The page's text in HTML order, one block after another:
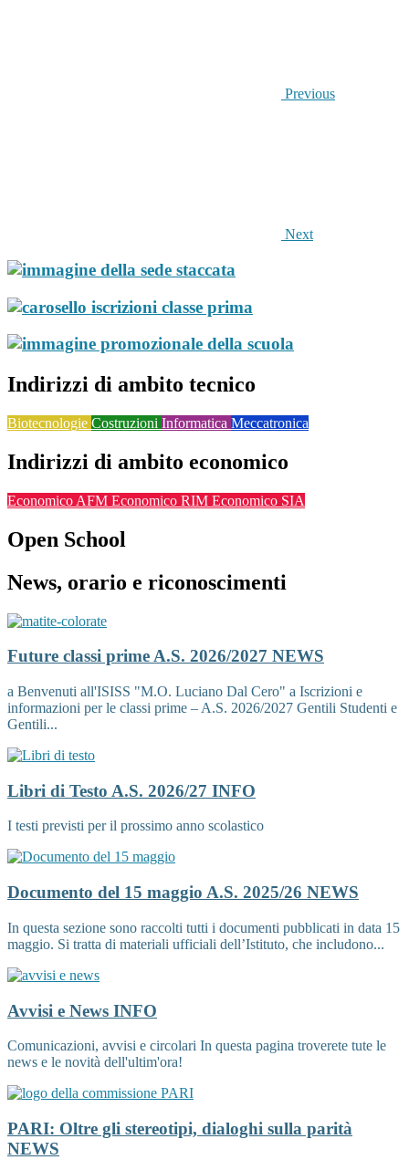
Previous
Next
Indirizzi di ambito tecnico
Biotecnologie Costruzioni Informatica Meccatronica
Indirizzi di ambito economico
Economico AFM Economico RIM Economico SIA
Open School
News, orario e riconoscimenti
Future classi prime A.S. 2026/2027 NEWS
a Benvenuti all'ISISS "M.O. Luciano Dal Cero" a Iscrizioni e
informazioni per le classi prime – A.S. 2026/2027 Gentili Studenti e
Gentili...
Libri di Testo A.S. 2026/27 INFO
I testi previsti per il prossimo anno scolastico
Documento del 15 maggio A.S. 2025/26 NEWS
In questa sezione sono raccolti tutti i documenti pubblicati in data 15
maggio. Si tratta di materiali ufficiali dell’Istituto, che includono...
Avvisi e News INFO
Comunicazioni, avvisi e circolari In questa pagina troverete tute le
news e le novità dell'ultim'ora!
PARI: Oltre gli stereotipi, dialoghi sulla parità
NEWS